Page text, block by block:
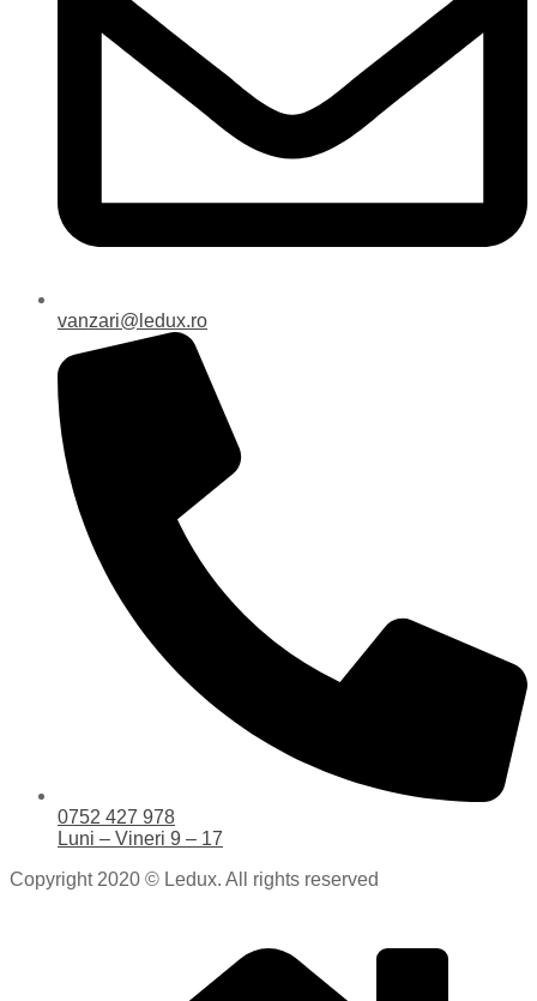
vanzari@ledux.ro
0752 427 978
Luni – Vineri 9 – 17
Copyright 2020 © Ledux. All rights reserved